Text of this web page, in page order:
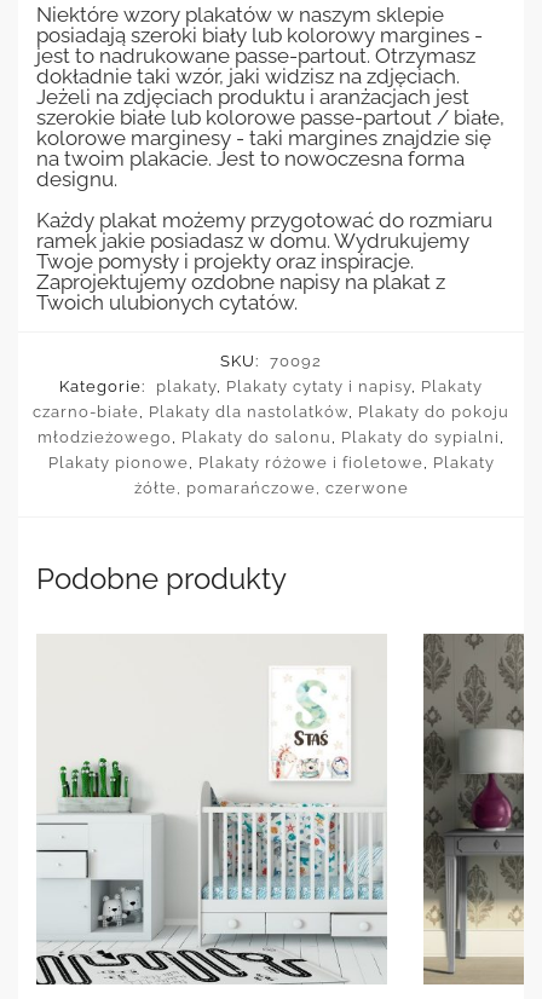
Niektóre wzory plakatów w naszym sklepie
posiadają szeroki biały lub kolorowy margines -
jest to nadrukowane passe-partout. Otrzymasz
dokładnie taki wzór, jaki widzisz na zdjęciach.
Jeżeli na zdjęciach produktu i aranżacjach jest
szerokie białe lub kolorowe passe-partout / białe,
kolorowe marginesy - taki margines znajdzie się
na twoim plakacie. Jest to nowoczesna forma
designu.
Każdy plakat możemy przygotować do rozmiaru
ramek jakie posiadasz w domu. Wydrukujemy
Twoje pomysły i projekty oraz inspiracje.
Zaprojektujemy ozdobne napisy na plakat z
Twoich ulubionych cytatów.
SKU:
70092
Kategorie:
plakaty Plakaty cytaty i napisy Plakaty
czarno-białe
Plakaty dla nastolatków Plakaty do pokoju
młodzieżowego
Plakaty do salonu Plakaty do sypialni
Plakaty pionowe
Plakaty różowe i fioletowe
Plakaty
żółte, pomarańczowe, czerwone
Podobne produkty